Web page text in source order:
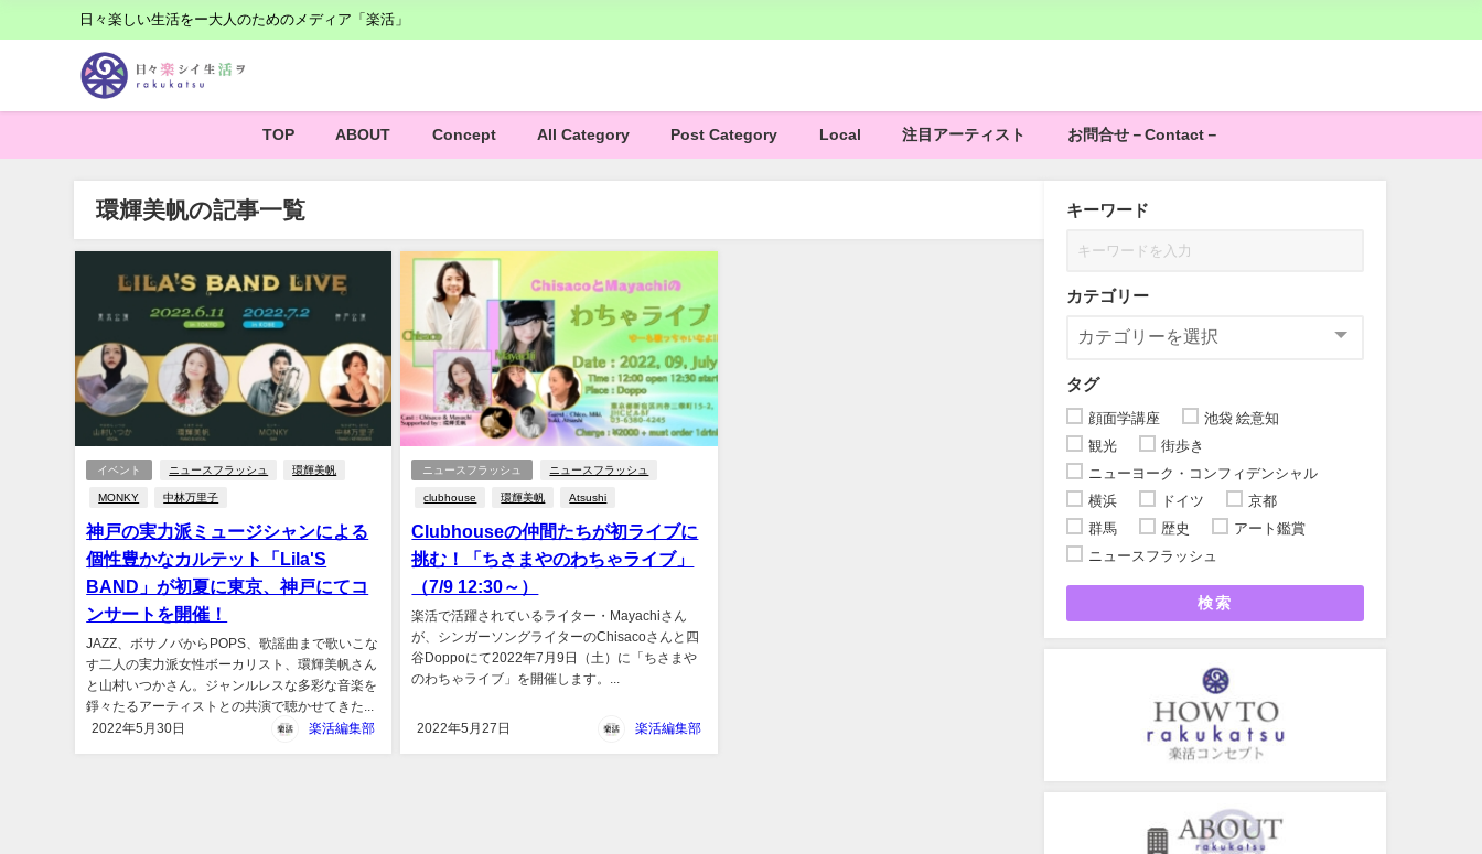
日々楽しい生活をー大人のためのメディア「楽活」
TOP ABOUT Concept All Category Post Category Local 注目アーティスト お問合せ－Contact－
環輝美帆の記事一覧
イベント ニュースフラッシュ 環輝美帆
MONKY 中林万里子
神戸の実力派ミュージシャンによる
個性豊かなカルテット「Lila'S
BAND」が初夏に東京、神戸にてコ
ンサートを開催！
JAZZ、ボサノバからPOPS、歌謡曲まで歌いこな
す二人の実力派女性ボーカリスト、環輝美帆さん
と山村いつかさん。ジャンルレスな多彩な音楽を
錚々たるアーティストとの共演で聴かせてきた...
2022年5月30日
楽活編集部
ニュースフラッシュ ニュースフラッシュ
clubhouse 環輝美帆 Atsushi
Clubhouseの仲間たちが初ライブに
挑む！「ちさまやのわちゃライブ」
（7/9 12:30～）
楽活で活躍されているライター・Mayachiさん
が、シンガーソングライターのChisacoさんと四
谷Doppoにて2022年7月9日（土）に「ちさまや
のわちゃライブ」を開催します。...
2022年5月27日 楽活編集部
キーワード
カテゴリー
タグ
顔面学講座
池袋 絵意知
観光
街歩き
ニューヨーク・コンフィデンシャル
横浜
ドイツ
京都
群馬
歴史
アート鑑賞
ニュースフラッシュ
検索